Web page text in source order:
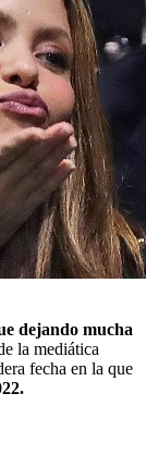
dejando mucha
la mediática
fecha en la que